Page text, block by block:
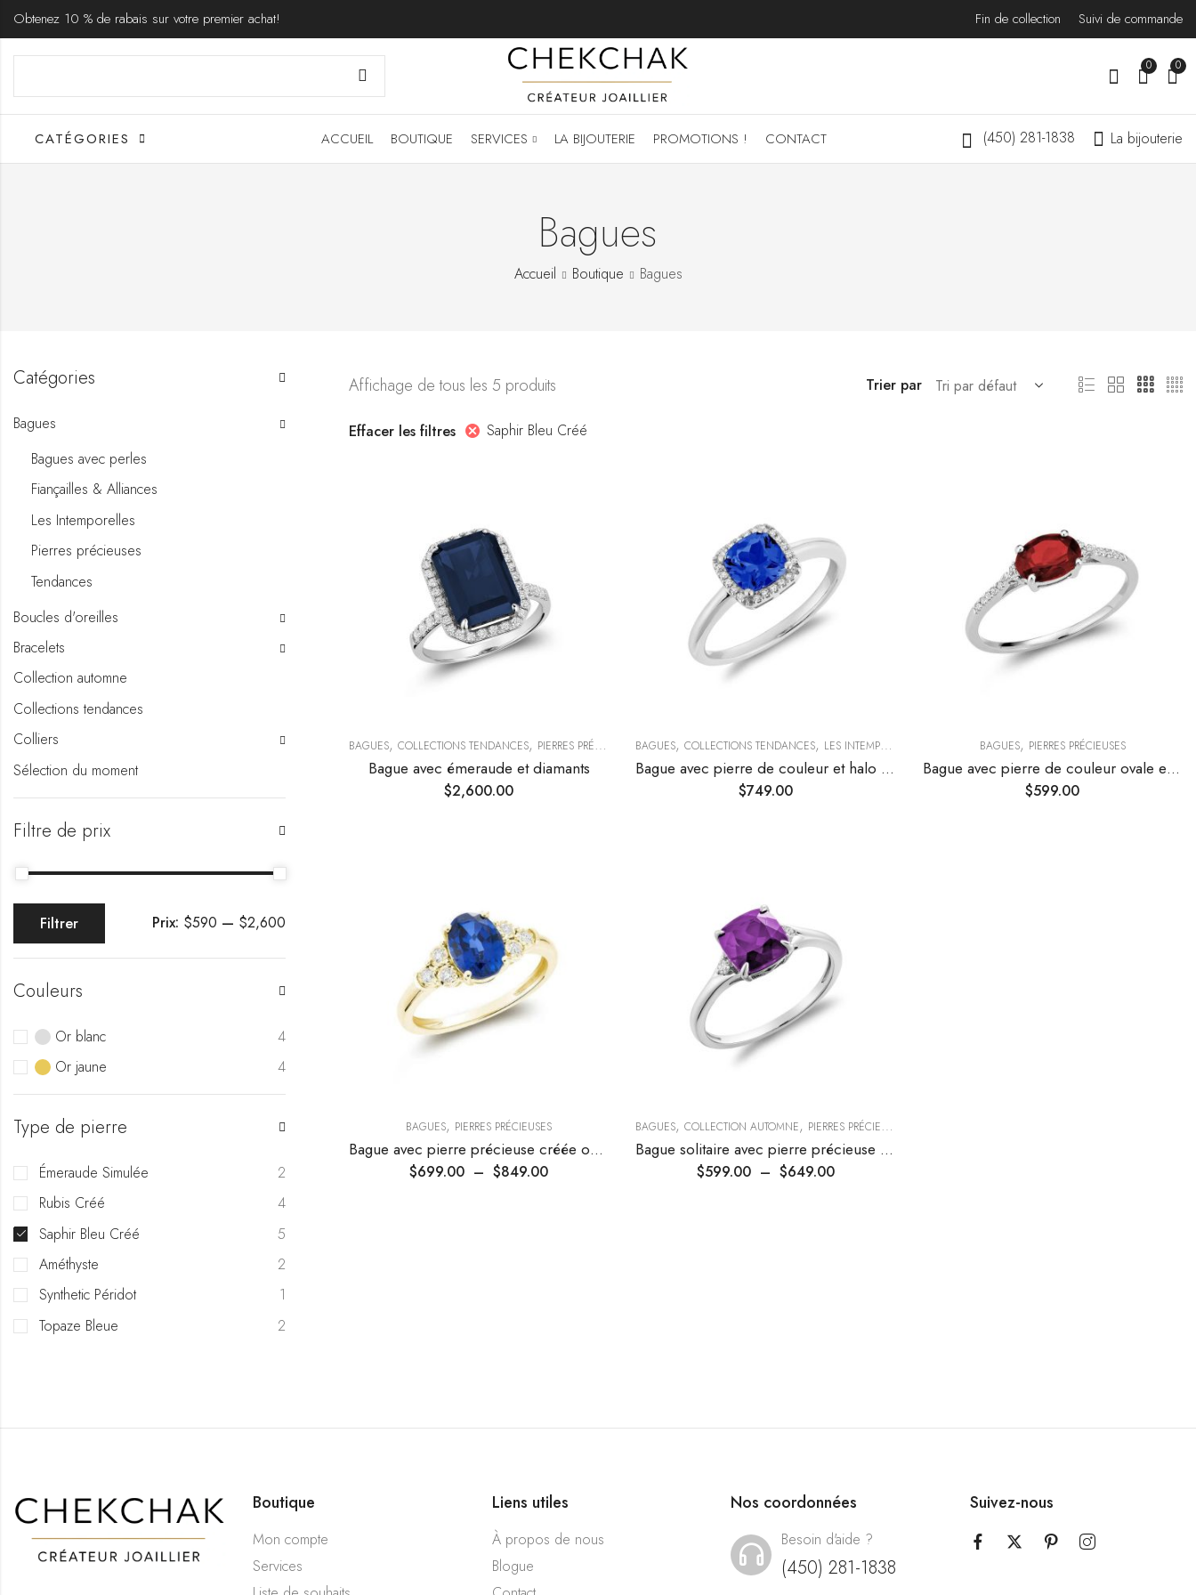
Obtenez 10 % de rabais sur votre premier achat! Fin de collection Suivi de commande
0 0
CATÉGORIES ACCUEIL BOUTIQUE SERVICES LA BIJOUTERIE PROMOTIONS ! CONTACT (450) 281-1838 La bijouterie
Bagues
Accueil Boutique Bagues
Affichage de tous les 5 produits Trier par
Effacer les filtres Saphir Bleu Créé
BAGUES, COLLECTIONS TENDANCES, PIERRES PRÉCIEUSES
Bague avec émeraude et diamants
$2,600.00
BAGUES,COLLECTIONS TENDANCES, LES INTEMPORELLES
Bague avec pierre de couleur et halo de diamants
$749.00
BAGUES, PIERRES PRÉCIEUSES
Bague avec pierre de couleur ovale et diamants
$599.00
BAGUES, PIERRES PRÉCIEUSES
Bague avec pierre précieuse créée ovale et diamants
$699.00 – $849.00
BAGUES,COLLECTION AUTOMNE, PIERRES PRÉCIEUSES
Bague solitaire avec pierre précieuse et diamants
$599.00 – $649.00
Catégories
Bagues
Bagues avec perles
Fiançailles & Alliances
Les Intemporelles
Pierres précieuses
Tendances
Boucles d'oreilles
Bracelets
Collection automne
Collections tendances
Colliers
Sélection du moment
Filtre de prix
Filtrer Prix: $590 — $2,600
Couleurs
Or blanc
4
Or jaune
4
Type de pierre
Émeraude Simulée
2
Rubis Créé
4
Saphir Bleu Créé
5
Améthyste
2
Synthetic Péridot
1
Topaze Bleue
2
Boutique
Mon compte
Services
Liens utiles
À propos de nous
Blogue
Nos coordonnées
Besoin d'aide ?
(450) 281-1838
Suivez-nous